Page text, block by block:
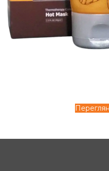
типів волосся
500ml,
Price
through